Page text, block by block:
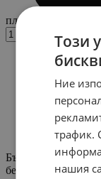
плащане
Бърза поръчка
без регистрация!
Този
Ние
трафик.
нашия